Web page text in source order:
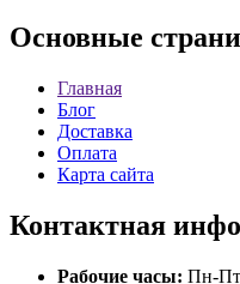
Основные
Главная
Блог
Доставка
Оплата
Карта сайта
Контактная
Рабочие часы: Пн-